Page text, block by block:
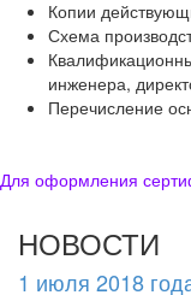
Копии
Схема
инженера,
Перечисление
Для оформления
НОВОСТИ
1 июля 2018